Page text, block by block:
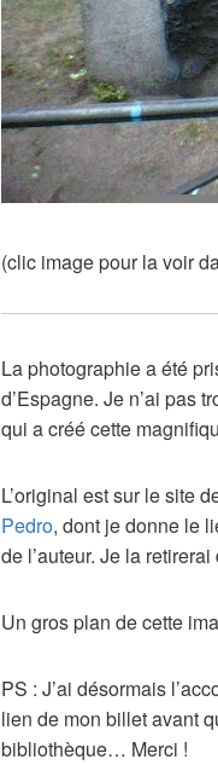
(clic image pour la voir
La photographie a été
d’Espagne. Je n’ai pas
qui a créé cette
L’original est sur le site
Pedro, dont je donne le
de l’auteur. Je la
Un gros plan de cette
PS : J’ai désormais
lien de mon billet avant
bibliothèque… Merci !